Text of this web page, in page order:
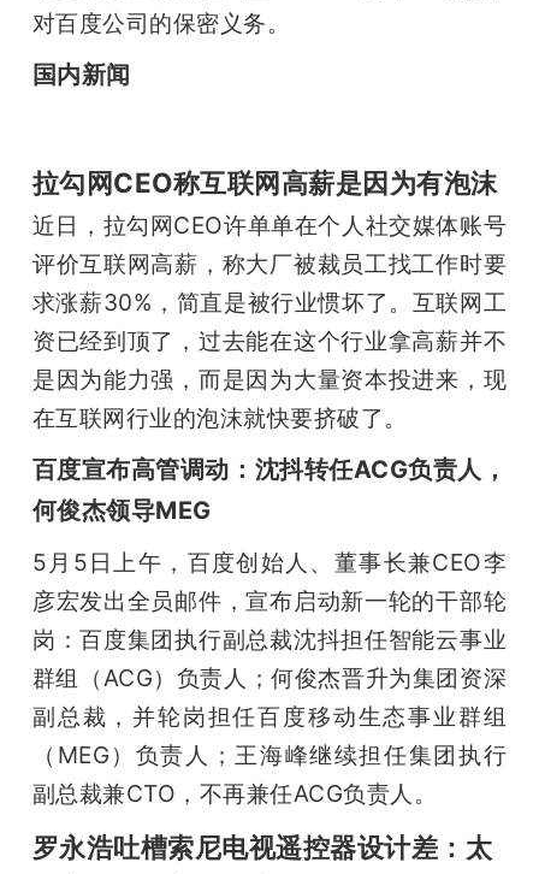
对百度公司的保密义务。
国内新闻
拉勾网CEO称互联网高薪是因为有泡沫
近日，拉勾网CEO许单单在个人社交媒体账号
评价互联网高薪，称大厂被裁员工找工作时要
求涨薪30%，简直是被行业惯坏了。互联网工
资已经到顶了，过去能在这个行业拿高薪并不
是因为能力强，而是因为大量资本投进来，现
在互联网行业的泡沫就快要挤破了。
百度宣布高管调动：沈抖转任ACG负责人，
何俊杰领导MEG
5月5日上午，百度创始人、董事长兼CEO李
彦宏发出全员邮件，宣布启动新一轮的干部轮
岗：百度集团执行副总裁沈抖担任智能云事业
群组（ACG）负责人；何俊杰晋升为集团资深
副总裁，并轮岗担任百度移动生态事业群组
（MEG）负责人；王海峰继续担任集团执行
副总裁兼CTO，不再兼任ACG负责人。
罗永浩吐槽索尼电视遥控器设计差：太